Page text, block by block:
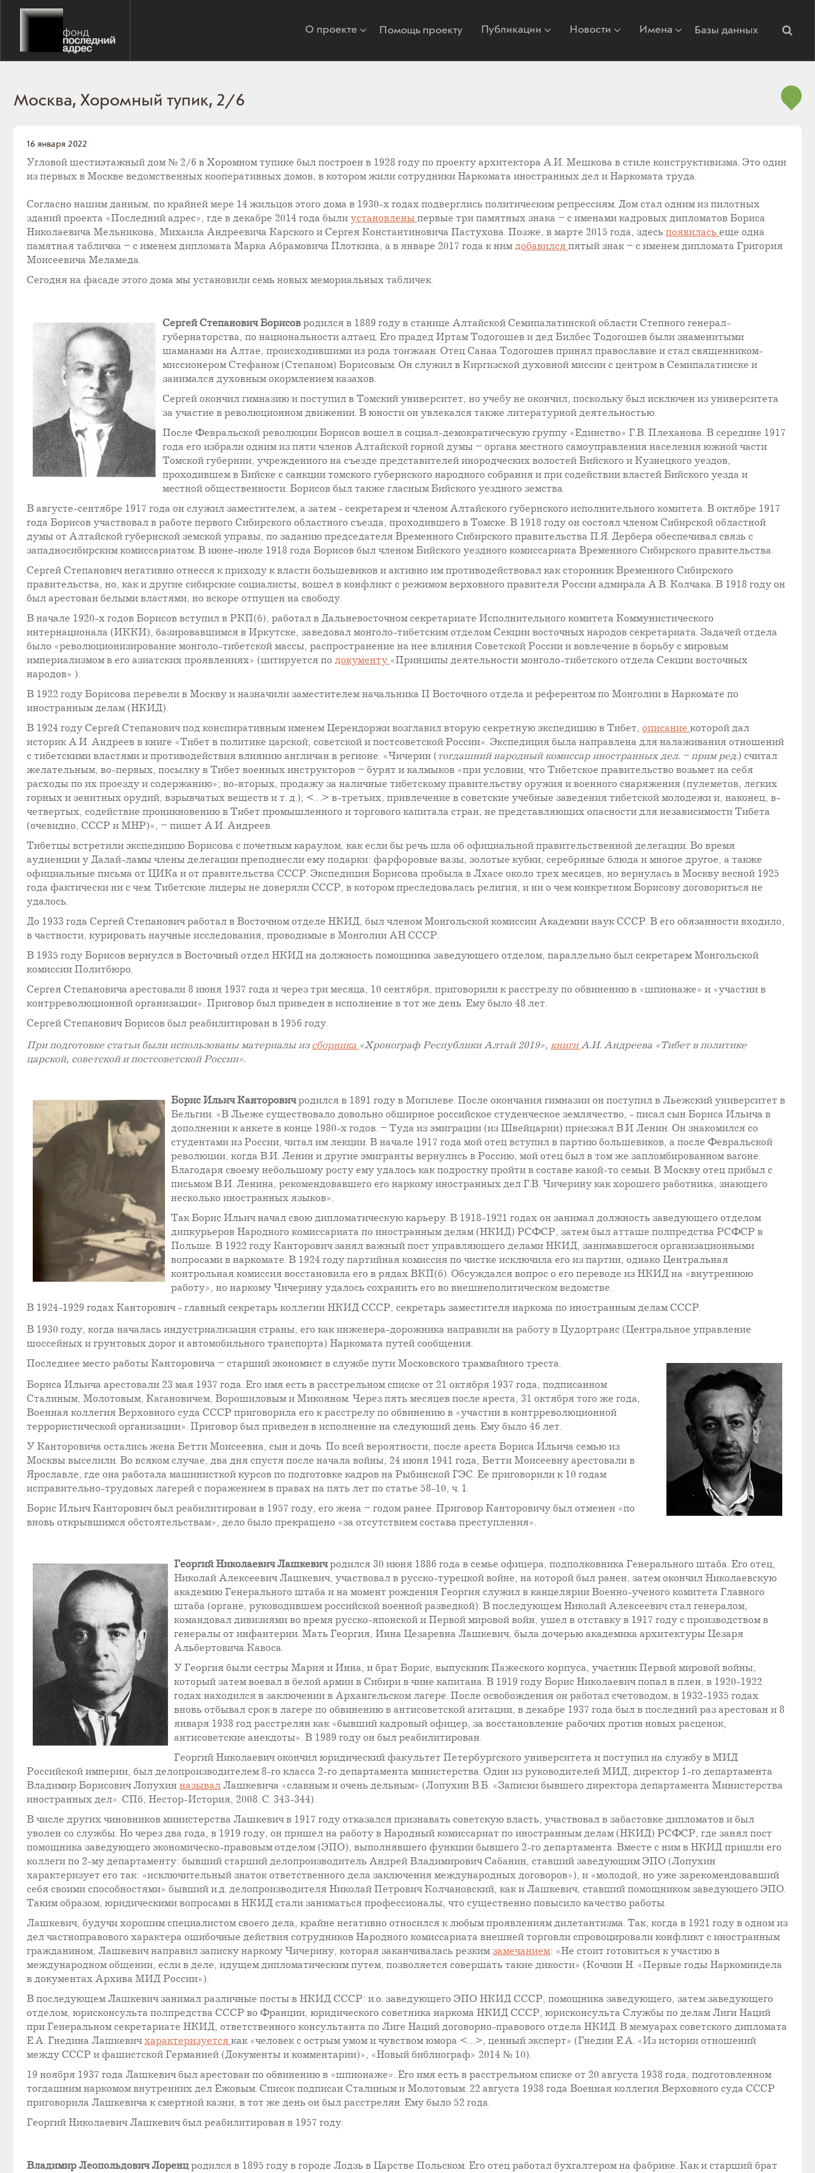
О проекте Помощь проекту Публикации Новости Имена Базы данных
Москва, Хоромный тупик, 2/6
16 января 2022
Угловой шестиэтажный дом № 2/6 в Хоромном тупике был построен в 1928 году по проекту архитектора А.И. Мешкова в стиле конструктивизма. Это один
из первых в Москве ведомственных кооперативных домов, в котором жили сотрудники Наркомата иностранных дел и Наркомата труда.
Согласно нашим данным, по крайней мере 14 жильцов этого дома в 1930-х годах подверглись политическим репрессиям. Дом стал одним из пилотных
зданий проекта «Последний адрес», где в декабре 2014 года были установлены первые три памятных знака – с именами кадровых дипломатов Бориса
Николаевича Мельникова, Михаила Андреевича Карского и Сергея Константиновича Пастухова. Позже, в марте 2015 года, здесь появилась еще одна
памятная табличка – с именем дипломата Марка Абрамовича Плоткина, а в январе 2017 года к ним добавился пятый знак – с именем дипломата Григория
Моисеевича Меламеда.
Сегодня на фасаде этого дома мы установили семь новых мемориальных табличек.
Сергей Степанович Борисов родился в 1889 году в станице Алтайской Семипалатинской области Степного генерал-
губернаторства, по национальности алтаец. Его прадед Иртам Тодогошев и дед Билбес Тодогошев были знаменитыми
шаманами на Алтае, происходившими из рода тоҥжаан. Отец Санаа Тодогошев принял православие и стал священником-
миссионером Стефаном (Степаном) Борисовым. Он служил в Киргизской духовной миссии с центром в Семипалатинске и
занимался духовным окормлением казахов.
Сергей окончил гимназию и поступил в Томский университет, но учебу не окончил, поскольку был исключен из университета
за участие в революционном движении. В юности он увлекался также литературной деятельностью.
После Февральской революции Борисов вошел в социал-демократическую группу «Единство» Г.В. Плеханова. В середине 1917
года его избрали одним из пяти членов Алтайской горной думы – органа местного самоуправления населения южной части
Томской губернии, учрежденного на съезде представителей инородческих волостей Бийского и Кузнецкого уездов,
проходившем в Бийске с санкции томского губернского народного собрания и при содействии властей Бийского уезда и
местной общественности. Борисов был также гласным Бийского уездного земства.
В августе-сентябре 1917 года он служил заместителем, а затем - секретарем и членом Алтайского губернского исполнительного комитета. В октябре 1917
года Борисов участвовал в работе первого Сибирского областного съезда, проходившего в Томске. В 1918 году он состоял членом Сибирской областной
думы от Алтайской губернской земской управы, по заданию председателя Временного Сибирского правительства П.Я. Дербера обеспечивал связь с
западносибирским комиссариатом. В июне-июле 1918 года Борисов был членом Бийского уездного комиссариата Временного Сибирского правительства.
Сергей Степанович негативно отнесся к приходу к власти большевиков и активно им противодействовал как сторонник Временного Сибирского
правительства, но, как и другие сибирские социалисты, вошел в конфликт с режимом верховного правителя России адмирала А.В. Колчака. В 1918 году он
был арестован белыми властями, но вскоре отпущен на свободу.
В начале 1920-х годов Борисов вступил в РКП(б), работал в Дальневосточном секретариате Исполнительного комитета Коммунистического
интернационала (ИККИ), базировавшимся в Иркутске, заведовал монголо-тибетским отделом Секции восточных народов секретариата. Задачей отдела
было «революционизирование монголо-тибетской массы, распространение на нее влияния Советской России и вовлечение в борьбу с мировым
империализмом в его азиатских проявлениях» (цитируется по документу «Принципы деятельности монголо-тибетского отдела Секции восточных
народов» ).
В 1922 году Борисова перевели в Москву и назначили заместителем начальника II Восточного отдела и референтом по Монголии в Наркомате по
иностранным делам (НКИД).
В 1924 году Сергей Степанович под конспиративным именем Церендоржи возглавил вторую секретную экспедицию в Тибет, описание которой дал
историк А.И. Андреев в книге «Тибет в политике царской, советской и постсоветской России». Экспедиция была направлена для налаживания отношений
с тибетскими властями и противодействия влиянию англичан в регионе. «Чичерин (тогдашний народный комиссар иностранных дел. – прим ред.) считал
желательным, во-первых, посылку в Тибет военных инструкторов – бурят и калмыков «при условии, что Тибетское правительство возьмет на себя
расходы по их проезду и содержанию»; во-вторых, продажу за наличные тибетскому правительству оружия и военного снаряжения (пулеметов, легких
горных и зенитных орудий, взрывчатых веществ и т. д.); <…> в-третьих, привлечение в советские учебные заведения тибетской молодежи и, наконец, в-
четвертых, содействие проникновению в Тибет промышленного и торгового капитала стран, не представляющих опасности для независимости Тибета
(очевидно, СССР и МНР)», – пишет А.И. Андреев.
Тибетцы встретили экспедицию Борисова с почетным караулом, как если бы речь шла об официальной правительственной делегации. Во время
аудиенции у Далай-ламы члены делегации преподнесли ему подарки: фарфоровые вазы, золотые кубки, серебряные блюда и многое другое, а также
официальные письма от ЦИКа и от правительства СССР. Экспедиция Борисова пробыла в Лхасе около трех месяцев, но вернулась в Москву весной 1925
года фактически ни с чем. Тибетские лидеры не доверяли СССР, в котором преследовалась религия, и ни о чем конкретном Борисову договориться не
удалось.
До 1933 года Сергей Степанович работал в Восточном отделе НКИД, был членом Монгольской комиссии Академии наук СССР. В его обязанности входило,
в частности, курировать научные исследования, проводимые в Монголии АН СССР.
В 1935 году Борисов вернулся в Восточный отдел НКИД на должность помощника заведующего отделом, параллельно был секретарем Монгольской
комиссии Политбюро.
Сергея Степановича арестовали 8 июня 1937 года и через три месяца, 10 сентября, приговорили к расстрелу по обвинению в «шпионаже» и «участии в
контрреволюционной организации». Приговор был приведен в исполнение в тот же день. Ему было 48 лет.
Сергей Степанович Борисов был реабилитирован в 1956 году.
При подготовке статьи были использованы материалы из сборника «Хронограф Республики Алтай 2019», книгиА.И. Андреева «Тибет в политике
царской, советской и постсоветской России».
Борис Ильич Канторовичродился в 1891 году в Могилеве. После окончания гимназии он поступил в Льежский университет в
Бельгии. «В Льеже существовало довольно обширное российское студенческое землячество, - писал сын Бориса Ильича в
дополнении к анкете в конце 1980-х годов. – Туда из эмиграции (из Швейцарии) приезжал В.И Ленин. Он знакомился со
студентами из России, читал им лекции. В начале 1917 года мой отец вступил в партию большевиков, а после Февральской
революции, когда В.И. Ленин и другие эмигранты вернулись в Россию, мой отец был в том же запломбированном вагоне.
Благодаря своему небольшому росту ему удалось как подростку пройти в составе какой-то семьи. В Москву отец прибыл с
письмом В.И. Ленина, рекомендовавшего его наркому иностранных дел Г.В. Чичерину как хорошего работника, знающего
несколько иностранных языков».
Так Борис Ильич начал свою дипломатическую карьеру. В 1918-1921 годах он занимал должность заведующего отделом
дипкурьеров Народного комиссариата по иностранным делам (НКИД) РСФСР, затем был атташе полпредства РСФСР в
Польше. В 1922 году Канторович занял важный пост управляющего делами НКИД, занимавшегося организационными
вопросами в наркомате. В 1924 году партийная комиссия по чистке исключила его из партии, однако Центральная
контрольная комиссия восстановила его в рядах ВКП(б). Обсуждался вопрос о его переводе из НКИД на «внутреннюю
работу», но наркому Чичерину удалось сохранить его во внешнеполитическом ведомстве.
В 1924-1929 годах Канторович - главный секретарь коллегии НКИД СССР, секретарь заместителя наркома по иностранным делам СССР.
В 1930 году, когда началась индустриализация страны, его как инженера-дорожника направили на работу в Цудортранс (Центральное управление
шоссейных и грунтовых дорог и автомобильного транспорта) Наркомата путей сообщения.
Последнее место работы Канторовича – старший экономист в службе пути Московского трамвайного треста.
Бориса Ильича арестовали 23 мая 1937 года. Его имя есть в расстрельном списке от 21 октября 1937 года, подписанном
Сталиным, Молотовым, Кагановичем, Ворошиловым и Микояном. Через пять месяцев после ареста, 31 октября того же года,
Военная коллегия Верховного суда СССР приговорила его к расстрелу по обвинению в «участии в контрреволюционной
террористической организации». Приговор был приведен в исполнение на следующий день. Ему было 46 лет.
У Канторовича остались жена Бетти Моисеевна, сын и дочь. По всей вероятности, после ареста Бориса Ильича семью из
Москвы выселили. Во всяком случае, два дня спустя после начала войны, 24 июня 1941 года, Бетти Моисеевну арестовали в
Ярославле, где она работала машинисткой курсов по подготовке кадров на Рыбинской ГЭС. Ее приговорили к 10 годам
исправительно-трудовых лагерей с поражением в правах на пять лет по статье 58-10, ч. 1.
Борис Ильич Канторович был реабилитирован в 1957 году, его жена – годом ранее. Приговор Канторовичу был отменен «по
вновь открывшимся обстоятельствам», дело было прекращено «за отсутствием состава преступления».
Георгий Николаевич Лашкевичродился 30 июня 1886 года в семье офицера, подполковника Генерального штаба. Его отец,
Николай Алексеевич Лашкевич, участвовал в русско-турецкой войне, на которой был ранен, затем окончил Николаевскую
академию Генерального штаба и на момент рождения Георгия служил в канцелярии Военно-ученого комитета Главного
штаба (органе, руководившем российской военной разведкой). В последующем Николай Алексеевич стал генералом,
командовал дивизиями во время русско-японской и Первой мировой войн, ушел в отставку в 1917 году с производством в
генералы от инфантерии. Мать Георгия, Инна Цезаревна Лашкевич, была дочерью академика архитектуры Цезаря
Альбертовича Кавоса.
У Георгия были сестры Мария и Инна, и брат Борис, выпускник Пажеского корпуса, участник Первой мировой войны,
который затем воевал в белой армии в Сибири в чине капитана. В 1919 году Борис Николаевич попал в плен, в 1920-1922
годах находился в заключении в Архангельском лагере. После освобождения он работал счетоводом, в 1932-1935 годах
вновь отбывал срок в лагере по обвинению в антисоветской агитации, в декабре 1937 года был в последний раз арестован и 8
января 1938 год расстрелян как «бывший кадровый офицер, за восстановление рабочих против новых расценок,
антисоветские анекдоты». В 1989 году он был реабилитирован.
Георгий Николаевич окончил юридический факультет Петербургского университета и поступил на службу в МИД
Российской империи, был делопроизводителем 8-го класса 2-го департамента министерства. Один из руководителей МИД, директор 1-го департамента
Владимир Борисович Лопухин называл Лашкевича «славным и очень дельным» (Лопухин В.Б. «Записки бывшего директора департамента Министерства
иностранных дел». СПб, Нестор-История, 2008. С. 343-344).
В числе других чиновников министерства Лашкевич в 1917 году отказался признавать советскую власть, участвовал в забастовке дипломатов и был
уволен со службы. Но через два года, в 1919 году, он пришел на работу в Народный комиссариат по иностранным делам (НКИД) РСФСР, где занял пост
помощника заведующего экономическо-правовым отделом (ЭПО), выполнявшего функции бывшего 2-го департамента. Вместе с ним в НКИД пришли его
коллеги по 2-му департаменту: бывший старший делопроизводитель Андрей Владимирович Сабанин, ставший заведующим ЭПО (Лопухин
характеризует его так: «исключительный знаток ответственного дела заключения международных договоров»), и «молодой, но уже зарекомендовавший
себя своими способностями» бывший и.д. делопроизводителя Николай Петрович Колчановский, как и Лашкевич, ставший помощником заведующего ЭПО.
Таким образом, юридическими вопросами в НКИД стали заниматься профессионалы, что существенно повысило качество работы.
Лашкевич, будучи хорошим специалистом своего дела, крайне негативно относился к любым проявлениям дилетантизма. Так, когда в 1921 году в одном из
дел частноправового характера ошибочные действия сотрудников Народного комиссариата внешней торговли спровоцировали конфликт с иностранным
гражданином, Лашкевич направил записку наркому Чичерину, которая заканчивалась резким замечанием: «Не стоит готовиться к участию в
международном общении, если в деле, идущем дипломатическим путем, позволяется совершать такие дикости» (Кочкин Н. «Первые годы Наркоминдела
в документах Архива МИД России»).
В последующем Лашкевич занимал различные посты в НКИД СССР: и.о. заведующего ЭПО НКИД СССР, помощника заведующего, затем заведующего
отделом, юрисконсульта полпредства СССР во Франции, юридического советника наркома НКИД СССР, юрисконсульта Службы по делам Лиги Наций
при Генеральном секретариате НКИД, ответственного консультанта по Лиге Наций договорно-правового отдела НКИД. В мемуарах советского дипломата
Е.А. Гнедина Лашкевич характеризуется как «человек с острым умом и чувством юмора <…>, ценный эксперт» (Гнедин Е.А. «Из истории отношений
между СССР и фашистской Германией (Документы и комментарии)», «Новый библиограф» 2014 № 10).
19 ноября 1937 года Лашкевич был арестован по обвинению в «шпионаже». Его имя есть в расстрельном списке от 20 августа 1938 года, подготовленном
тогдашним наркомом внутренних дел Ежовым. Список подписан Сталиным и Молотовым. 22 августа 1938 года Военная коллегия Верховного суда СССР
приговорила Лашкевича к смертной казни, в тот же день он был расстрелян. Ему было 52 года.
Георгий Николаевич Лашкевич был реабилитирован в 1957 году.
Владимир Леопольдович Лоренц родился в 1895 году в городе Лодзь в Царстве Польском. Его отец работал бухгалтером на фабрике. Как и старший брат